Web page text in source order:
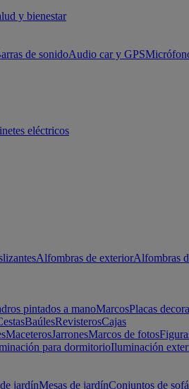
y bienestar
de sonidoAudio car y GPS
eléctricos
Alfombras de exteriorAlfombras
pintados a manoMarcosPlacas
BaúlesRevisterosCajas
MaceterosJarronesMarcos de fotos
para dormitorioIluminación
jardínMesas de jardínConjuntos de